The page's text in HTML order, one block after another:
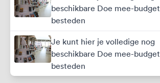
beschikbare Doe mee-budget
besteden
Je kunt hier je volledige nog
beschikbare Doe mee-budget
besteden